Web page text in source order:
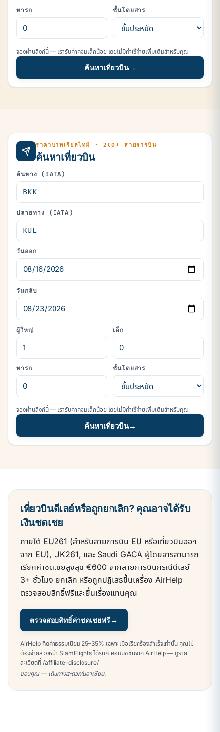
ทารก ชั้นโดยสาร
จองผ่านลิงก์นี้ — เรารับค่าคอมเล็กน้อย โดยไม่มีค่าใช้จ่ายเพิ่มเติมสำหรับคุณ
ค้นหาเที่ยวบิน→
ราคาบาทเรียลไทม์ · 200+ สายการบิน
ค้นหาเที่ยวบิน
ต้นทาง (IATA)
ปลายทาง (IATA)
วันออก
วันกลับ
ผู้ใหญ่ เด็ก
ทารก ชั้นโดยสาร
จองผ่านลิงก์นี้ — เรารับค่าคอมเล็กน้อย โดยไม่มีค่าใช้จ่ายเพิ่มเติมสำหรับคุณ
ค้นหาเที่ยวบิน→
เที่ยวบินดีเลย์หรือถูกยกเลิก? คุณอาจได้รับ
เงินชดเชย
ภายใต้ EU261 (สำหรับสายการบิน EU หรือเที่ยวบินออก
จาก EU), UK261, และ Saudi GACA ผู้โดยสารสามารถ
เรียกค่าชดเชยสูงสุด €600 จากสายการบินกรณีดีเลย์
3+ ชั่วโมง ยกเลิก หรือถูกปฏิเสธขึ้นเครื่อง AirHelp
ตรวจสอบสิทธิ์ฟรีและยื่นเรื่องแทนคุณ
ตรวจสอบสิทธิ์ค่าชดเชยฟรี →
AirHelp คิดค่าธรรมเนียม 25–35% เฉพาะเมื่อเรียกร้องสำเร็จเท่านั้น คุณไม่
ต้องจ่ายล่วงหน้า SiamFlights ได้รับค่าคอมมิชชั่นจาก AirHelp — ดูราย
ละเอียดที่ /affiliate-disclosure/
ขอบคุณ — เดินทางสะดวกในอาเซียน.